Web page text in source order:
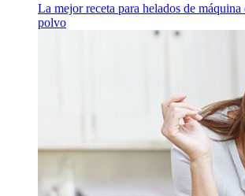
La mejor receta para helados de máquina
polvo